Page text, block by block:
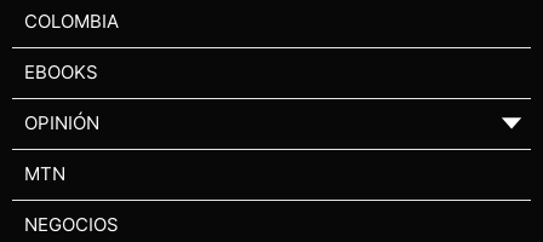
COLOMBIA
EBOOKS
OPINIÓN ▼
MTN
NEGOCIOS